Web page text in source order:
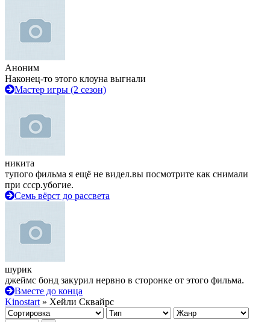
Аноним
Наконец-то этого клоуна выгнали
Мастер игры (2 сезон)
никита
тупого фильма я ещё не видел.вы посмотрите как снимали
при ссср.убогие.
Семь вёрст до рассвета
шурик
джеймс бонд закурил нервно в сторонке от этого фильма.
Вместе до конца
Kinostart » Хейли Сквайрс